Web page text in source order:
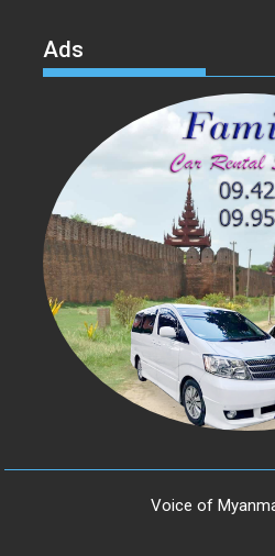
Ads
Voice of